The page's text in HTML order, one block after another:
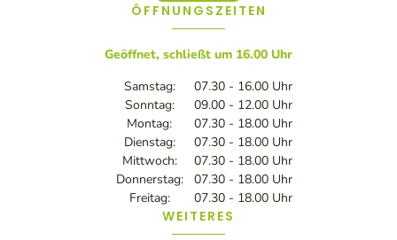
ÖFFNUNGSZEITEN
Geöffnet, schließt um 16.00 Uhr
Samstag:
07.30 - 16.00 Uhr
Sonntag:
09.00 - 12.00 Uhr
Montag:
07.30 - 18.00 Uhr
Dienstag:
07.30 - 18.00 Uhr
Mittwoch:
07.30 - 18.00 Uhr
Donnerstag:
07.30 - 18.00 Uhr
Freitag:
07.30 - 18.00 Uhr
WEITERES